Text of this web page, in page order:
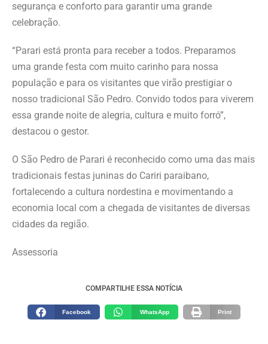
segurança e conforto para garantir uma grande
celebração.
“Parari está pronta para receber a todos. Preparamos
uma grande festa com muito carinho para nossa
população e para os visitantes que virão prestigiar o
nosso tradicional São Pedro. Convido todos para viverem
essa grande noite de alegria, cultura e muito forró”,
destacou o gestor.
O São Pedro de Parari é reconhecido como uma das mais
tradicionais festas juninas do Cariri paraibano,
fortalecendo a cultura nordestina e movimentando a
economia local com a chegada de visitantes de diversas
cidades da região.
Assessoria
COMPARTILHE ESSA NOTÍCIA
Facebook WhatsApp Print